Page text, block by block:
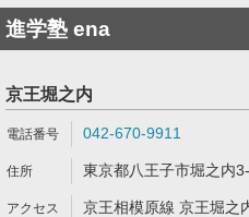
進学塾 ena
京王堀之内
042-670-9911
東京都八王子市堀之内
京王相模原線 京王堀之